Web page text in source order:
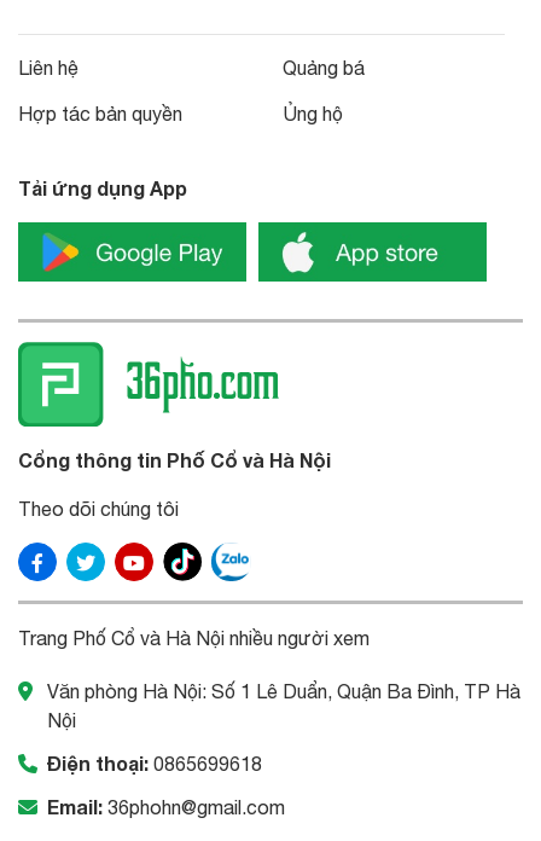
Liên hệ
Hợp tác bản quyền
Quảng bá
Ủng hộ
Tải ứng dụng App
Cổng thông tin Phố Cổ và Hà Nội
Theo dõi chúng tôi
Trang Phố Cổ và Hà Nội nhiều người xem
Văn phòng Hà Nội: Số 1 Lê Duẩn, Quận Ba Đình, TP Hà
Nội
Điện thoại: 0865699618
Email: 36phohn@gmail.com